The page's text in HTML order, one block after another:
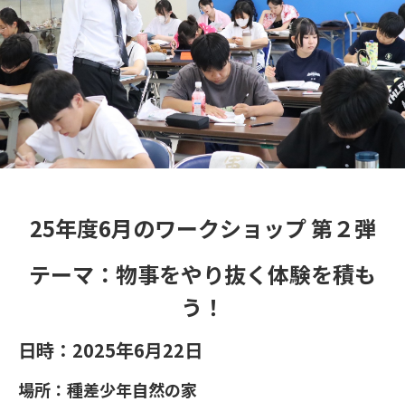
25年度6月のワークショップ 第２弾
テーマ：物事をやり抜く体験を積も
う！
日時：2025年6月22日
場所：種差少年自然の家